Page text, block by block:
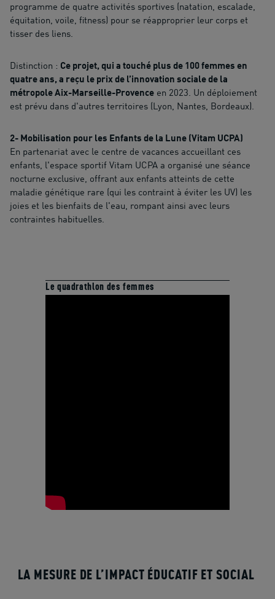
programme de quatre activités sportives (natation, escalade,
équitation, voile, fitness) pour se réapproprier leur corps et
tisser des liens.
Distinction : Ce projet, qui a touché plus de 100 femmes en
quatre ans, a reçu le prix de l’innovation sociale de la
métropole Aix-Marseille-Provence en 2023. Un déploiement
est prévu dans d'autres territoires (Lyon, Nantes, Bordeaux).
2- Mobilisation pour les Enfants de la Lune (Vitam UCPA)
En partenariat avec le centre de vacances accueillant ces
enfants, l'espace sportif Vitam UCPA a organisé une séance
nocturne exclusive, offrant aux enfants atteints de cette
maladie génétique rare (qui les contraint à éviter les UV) les
joies et les bienfaits de l'eau, rompant ainsi avec leurs
contraintes habituelles.
Le quadrathlon des femmes
LA MESURE DE L’IMPACT ÉDUCATIF ET SOCIAL